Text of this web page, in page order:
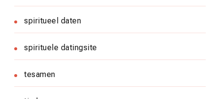
spiritueel daten
spirituele datingsite
tesamen